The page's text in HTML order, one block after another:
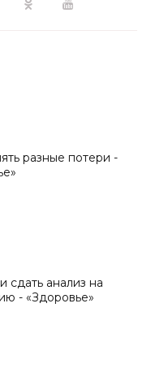
разные потери -
сдать анализ на
- «Здоровье»